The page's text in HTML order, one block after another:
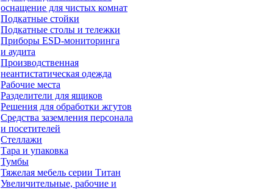
оснащение для чистых комнат
Подкатные стойки
Подкатные столы и тележки
Приборы ESD-мониторинга
и аудита
Производственная
неантистатическая одежда
Рабочие места
Разделители для ящиков
Решения для обработки жгутов
Средства заземления персонала
и посетителей
Стеллажи
Тара и упаковка
Тумбы
Тяжелая мебель серии Титан
Увеличительные, рабочие и